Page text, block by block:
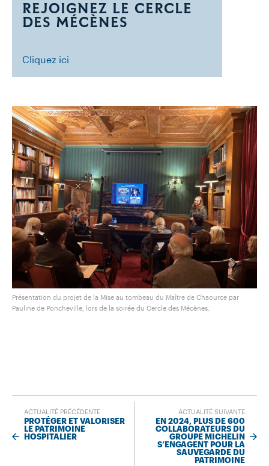
REJOIGNEZ LE CERCLE
DES MÉCÈNES
Cliquez ici
Présentation du projet de la Mise au tombeau du Maître de Chaource par
Pauline de Poncheville, lors de la soirée du Cercle des Mécènes.
ACTUALITÉ PRÉCÉDENTE
PROTÉGER ET VALORISER
LE PATRIMOINE
HOSPITALIER
ACTUALITÉ SUIVANTE
EN 2024, PLUS DE 600
COLLABORATEURS DU
GROUPE MICHELIN
S’ENGAGENT POUR LA
SAUVEGARDE DU
PATRIMOINE